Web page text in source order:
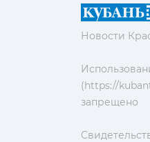
Новости
(https://
запрещено